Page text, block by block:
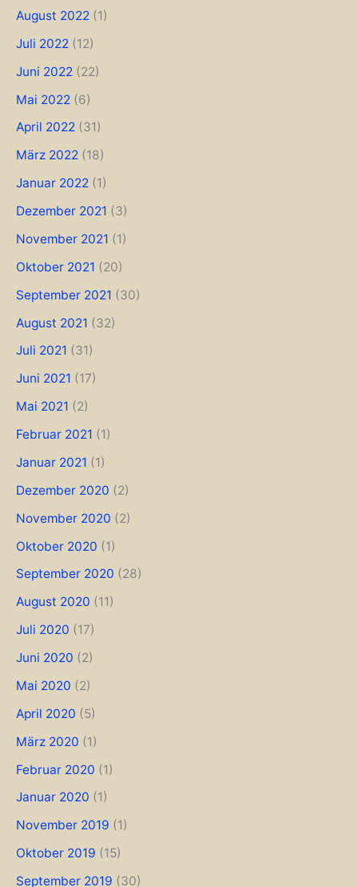
August 2022 (1)
Juli 2022 (12)
Juni 2022 (22)
Mai 2022 (6)
April 2022 (31)
März 2022 (18)
Januar 2022 (1)
Dezember 2021 (3)
November 2021 (1)
Oktober 2021 (20)
September 2021 (30)
August 2021 (32)
Juli 2021 (31)
Juni 2021 (17)
Mai 2021 (2)
Februar 2021 (1)
Januar 2021 (1)
Dezember 2020 (2)
November 2020 (2)
Oktober 2020 (1)
September 2020 (28)
August 2020 (11)
Juli 2020 (17)
Juni 2020 (2)
Mai 2020 (2)
April 2020 (5)
März 2020 (1)
Februar 2020 (1)
Januar 2020 (1)
November 2019 (1)
Oktober 2019 (15)
September 2019 (30)